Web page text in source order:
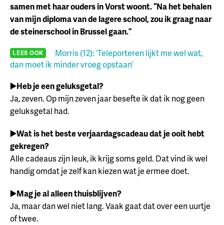
samen met haar ouders in Vorst woont. “Na het behalen
van mijn diploma van de lagere school, zou ik graag naar
de steinerschool in Brussel gaan.”
LEES OOK
Morris (12): ‘Teleporteren lijkt me wel wat,
dan moet ik minder vroeg opstaan’
▶️Heb je een geluksgetal?
Ja, zeven. Op mijn zeven jaar besefte ik dat ik nog geen
geluksgetal had.
▶️Wat is het beste verjaardagscadeau dat je ooit hebt
gekregen?
Alle cadeaus zijn leuk, ik krijg soms geld. Dat vind ik wel
handig omdat je zelf kan kiezen wat je ermee doet.
▶️Mag je al alleen thuisblijven?
Ja, maar dan wel niet lang. Vaak gaat dat over een uurtje
of twee.